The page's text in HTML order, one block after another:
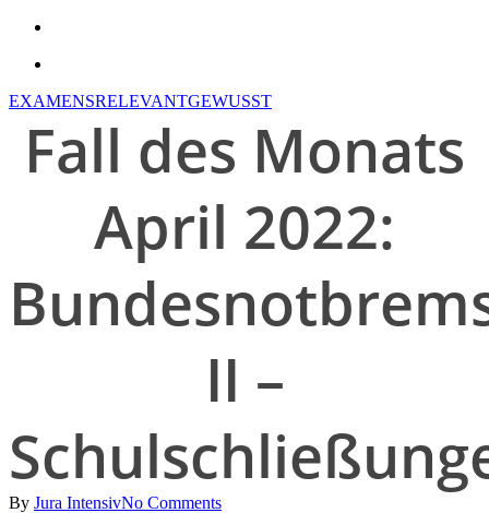
EXAMENSRELEVANTGEWUSST
Fall des Monats
April 2022:
II –
By Jura IntensivNo Comments